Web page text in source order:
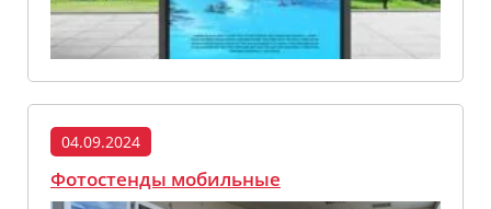
04.09.2024
Фотостенды мобильные